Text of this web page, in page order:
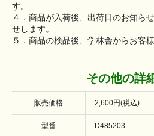
す。
４．商品が入荷後、出荷日のお知ら
せします。
５．商品の検品後、学林舎からお客
その他の詳
販売価格 2,600円(税込)
型番 D485203